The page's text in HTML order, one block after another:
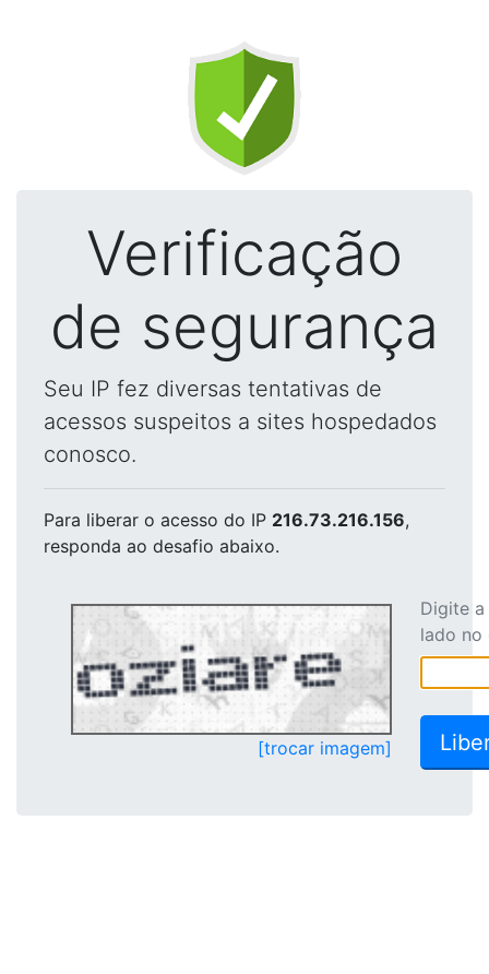
Verificação
de segurança
Seu IP fez diversas tentativas de
acessos suspeitos a sites hospedados
conosco.
Para liberar o acesso do IP 216.73.216.156,
responda ao desafio abaixo.
[trocar imagem]
Digite
lado no